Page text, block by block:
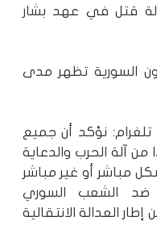
آلة قتل في عهد بشار
السورية تظهر مدى
تلغرام: نؤكد أن جميع
من آلة الحرب والدعاية
مباشر أو غير مباشر
ضد الشعب السوري
العدالة الانتقالية